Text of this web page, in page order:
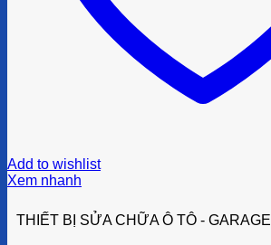
Add to wishlist
Xem nhanh
THIẾT BỊ SỬA CHỮA Ô TÔ - GARAGE